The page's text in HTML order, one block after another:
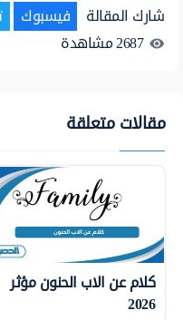
شارك المقالة فيسبوك
2687مشاهدة
مقالات متعلقة
كلام عن الاب الحنون مؤثر
2026